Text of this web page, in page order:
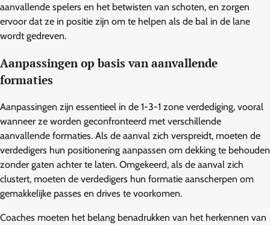
aanvallende spelers en het betwisten van schoten, en zorgen
ervoor dat ze in positie zijn om te helpen als de bal in de lane
wordt gedreven.
Aanpassingen op basis van aanvallende
formaties
Aanpassingen zijn essentieel in de 1-3-1 zone verdediging, vooral
wanneer ze worden geconfronteerd met verschillende
aanvallende formaties. Als de aanval zich verspreidt, moeten de
verdedigers hun positionering aanpassen om dekking te behouden
zonder gaten achter te laten. Omgekeerd, als de aanval zich
clustert, moeten de verdedigers hun formatie aanscherpen om
gemakkelijke passes en drives te voorkomen.
Coaches moeten het belang benadrukken van het herkennen van